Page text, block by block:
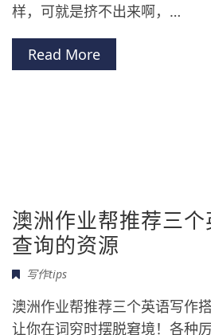
样，可就是挤不出来啊，…
Read More
澳洲作业帮推荐三
查询的资源
写作tips
澳洲作业帮推荐三个英语写作
让你在词穷时摆脱窘境！各种